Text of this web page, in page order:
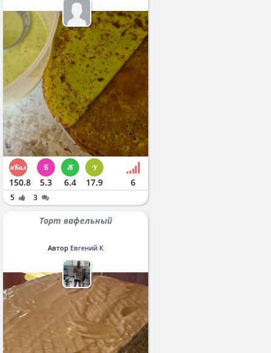
150.8 5.3 6.4 17.9 6
5 3
Торт вафельный
Автор Евгений К